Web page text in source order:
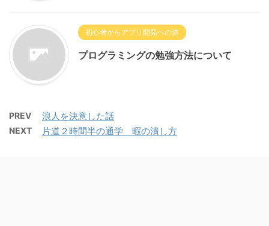
初心者からアプリ開発への道
プログラミングの勉強方法について
PREV 浪人を決意した話
NEXT 片道２時間半の通学 暇の潰し方